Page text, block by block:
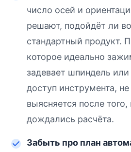
число осей и
решают, подойдёт ли
стандартный продукт.
которое идеально
задевает шпиндель
доступ инструмента,
выясняется после того,
дождались расчёта.
Забыть про план